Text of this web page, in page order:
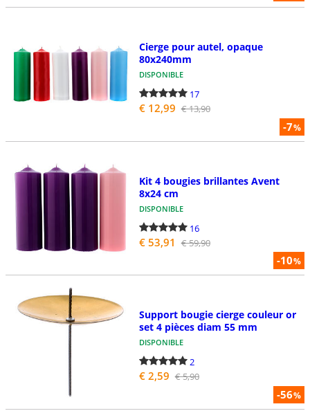
-7%
Cierge pour autel, opaque
80x240mm
DISPONIBLE
17
€ 12,99 € 13,90
-10%
Kit 4 bougies brillantes Avent
8x24 cm
DISPONIBLE
16
€ 53,91 € 59,90
-56%
Support bougie cierge couleur or
set 4 pièces diam 55 mm
DISPONIBLE
2
€ 2,59 € 5,90